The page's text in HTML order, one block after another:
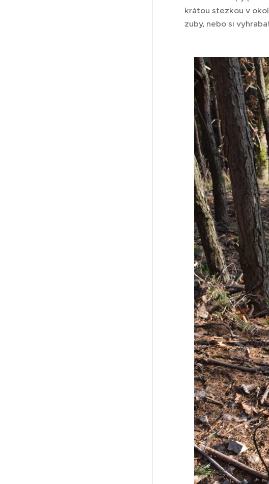
krátou stezkou v
zuby, nebo si